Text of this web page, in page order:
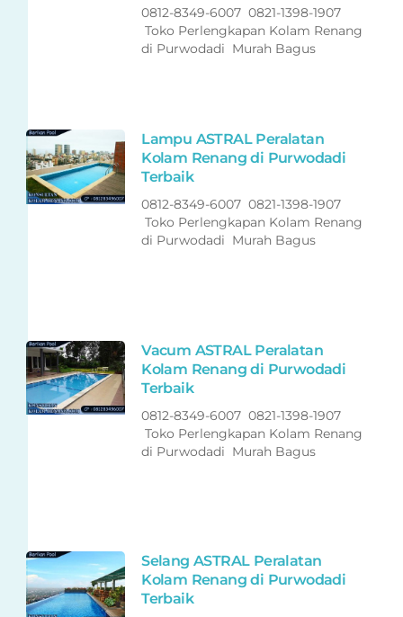
0812-8349-6007 0821-1398-1907
Toko Perlengkapan Kolam Renang
di Purwodadi Murah Bagus
Lampu ASTRAL Peralatan
Kolam Renang di Purwodadi
Terbaik
0812-8349-6007 0821-1398-1907
Toko Perlengkapan Kolam Renang
di Purwodadi Murah Bagus
Vacum ASTRAL Peralatan
Kolam Renang di Purwodadi
Terbaik
0812-8349-6007 0821-1398-1907
Toko Perlengkapan Kolam Renang
di Purwodadi Murah Bagus
Selang ASTRAL Peralatan
Kolam Renang di Purwodadi
Terbaik